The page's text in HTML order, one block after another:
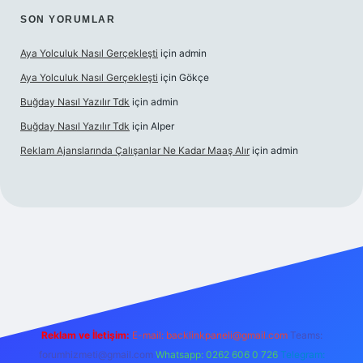
SON YORUMLAR
Aya Yolculuk Nasıl Gerçekleşti için admin
Aya Yolculuk Nasıl Gerçekleşti için Gökçe
Buğday Nasıl Yazılır Tdk için admin
Buğday Nasıl Yazılır Tdk için Alper
Reklam Ajanslarında Çalışanlar Ne Kadar Maaş Alır için admin
Reklam ve İletişim: E-mail: backlinkpaneli@gmail.com Teams:
forumhizmeti@gmail.com Whatsapp: 0262 606 0 726 Telegram: